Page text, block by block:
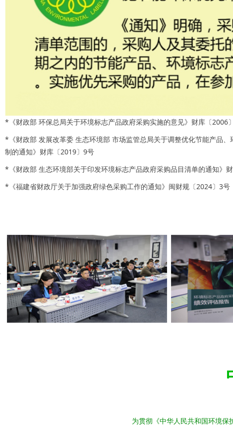
*《财政部 环保总局关于环境标志产品政府采购实施的意见》财库〔2006
*《财政部 发展改革委 生态环境部 市场监管总局关于调整优化节能产品
制的通知》财库〔2019〕9号
*《财政部 生态环境部关于印发环境标志产品政府采购品目清单的通知》
*《福建省财政厅关于加强政府绿色采购工作的通知》闽财规〔2024〕3号
为贯彻《中华人民共和国环境保